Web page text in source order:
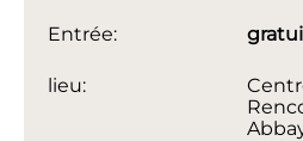
Entrée:
lieu: